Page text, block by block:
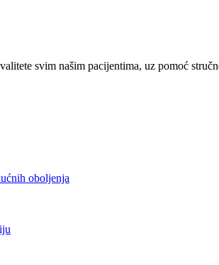
svim našim pacijentima, uz pomoć
oboljenja